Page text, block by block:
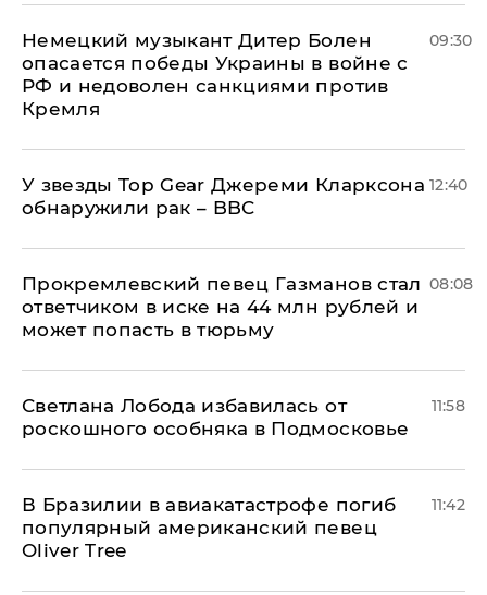
Немецкий музыкант Дитер Болен
опасается победы Украины в войне с
РФ и недоволен санкциями против
Кремля
09:30
У звезды Top Gear Джереми Кларксона
обнаружили рак – BBC
12:40
Прокремлевский певец Газманов стал
ответчиком в иске на 44 млн рублей и
может попасть в тюрьму
08:08
Светлана Лобода избавилась от
роскошного особняка в Подмосковье
11:58
В Бразилии в авиакатастрофе погиб
популярный американский певец
Oliver Tree
11:42